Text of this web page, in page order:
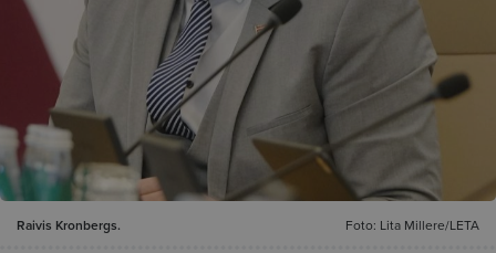
Raivis Kronbergs. Foto: Lita Millere/LETA